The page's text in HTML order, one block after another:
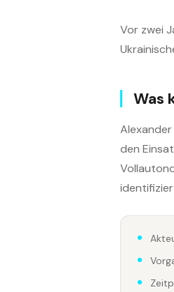
Vor zwei
Was
den